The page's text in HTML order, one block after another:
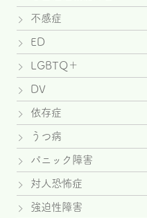
不感症
ED
LGBTQ＋
DV
依存症
うつ病
パニック障害
対人恐怖症
強迫性障害